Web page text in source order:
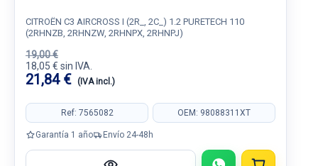
CITROËN C3 AIRCROSS I (2R_, 2C_) 1.2 PURETECH 110
(2RHNZB, 2RHNZW, 2RHNPX, 2RHNPJ)
19,00 €
18,05 € sin IVA.
21,84 € (IVA incl.)
Ref: 7565082 OEM: 98088311XT
Garantía 1 año Envío 24-48h